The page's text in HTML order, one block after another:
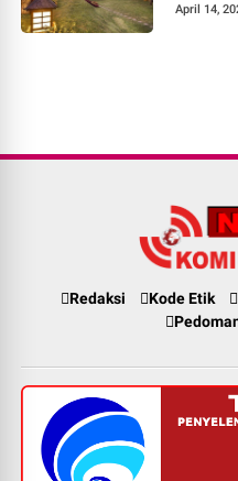
April 14,
Redaksi Kode Etik